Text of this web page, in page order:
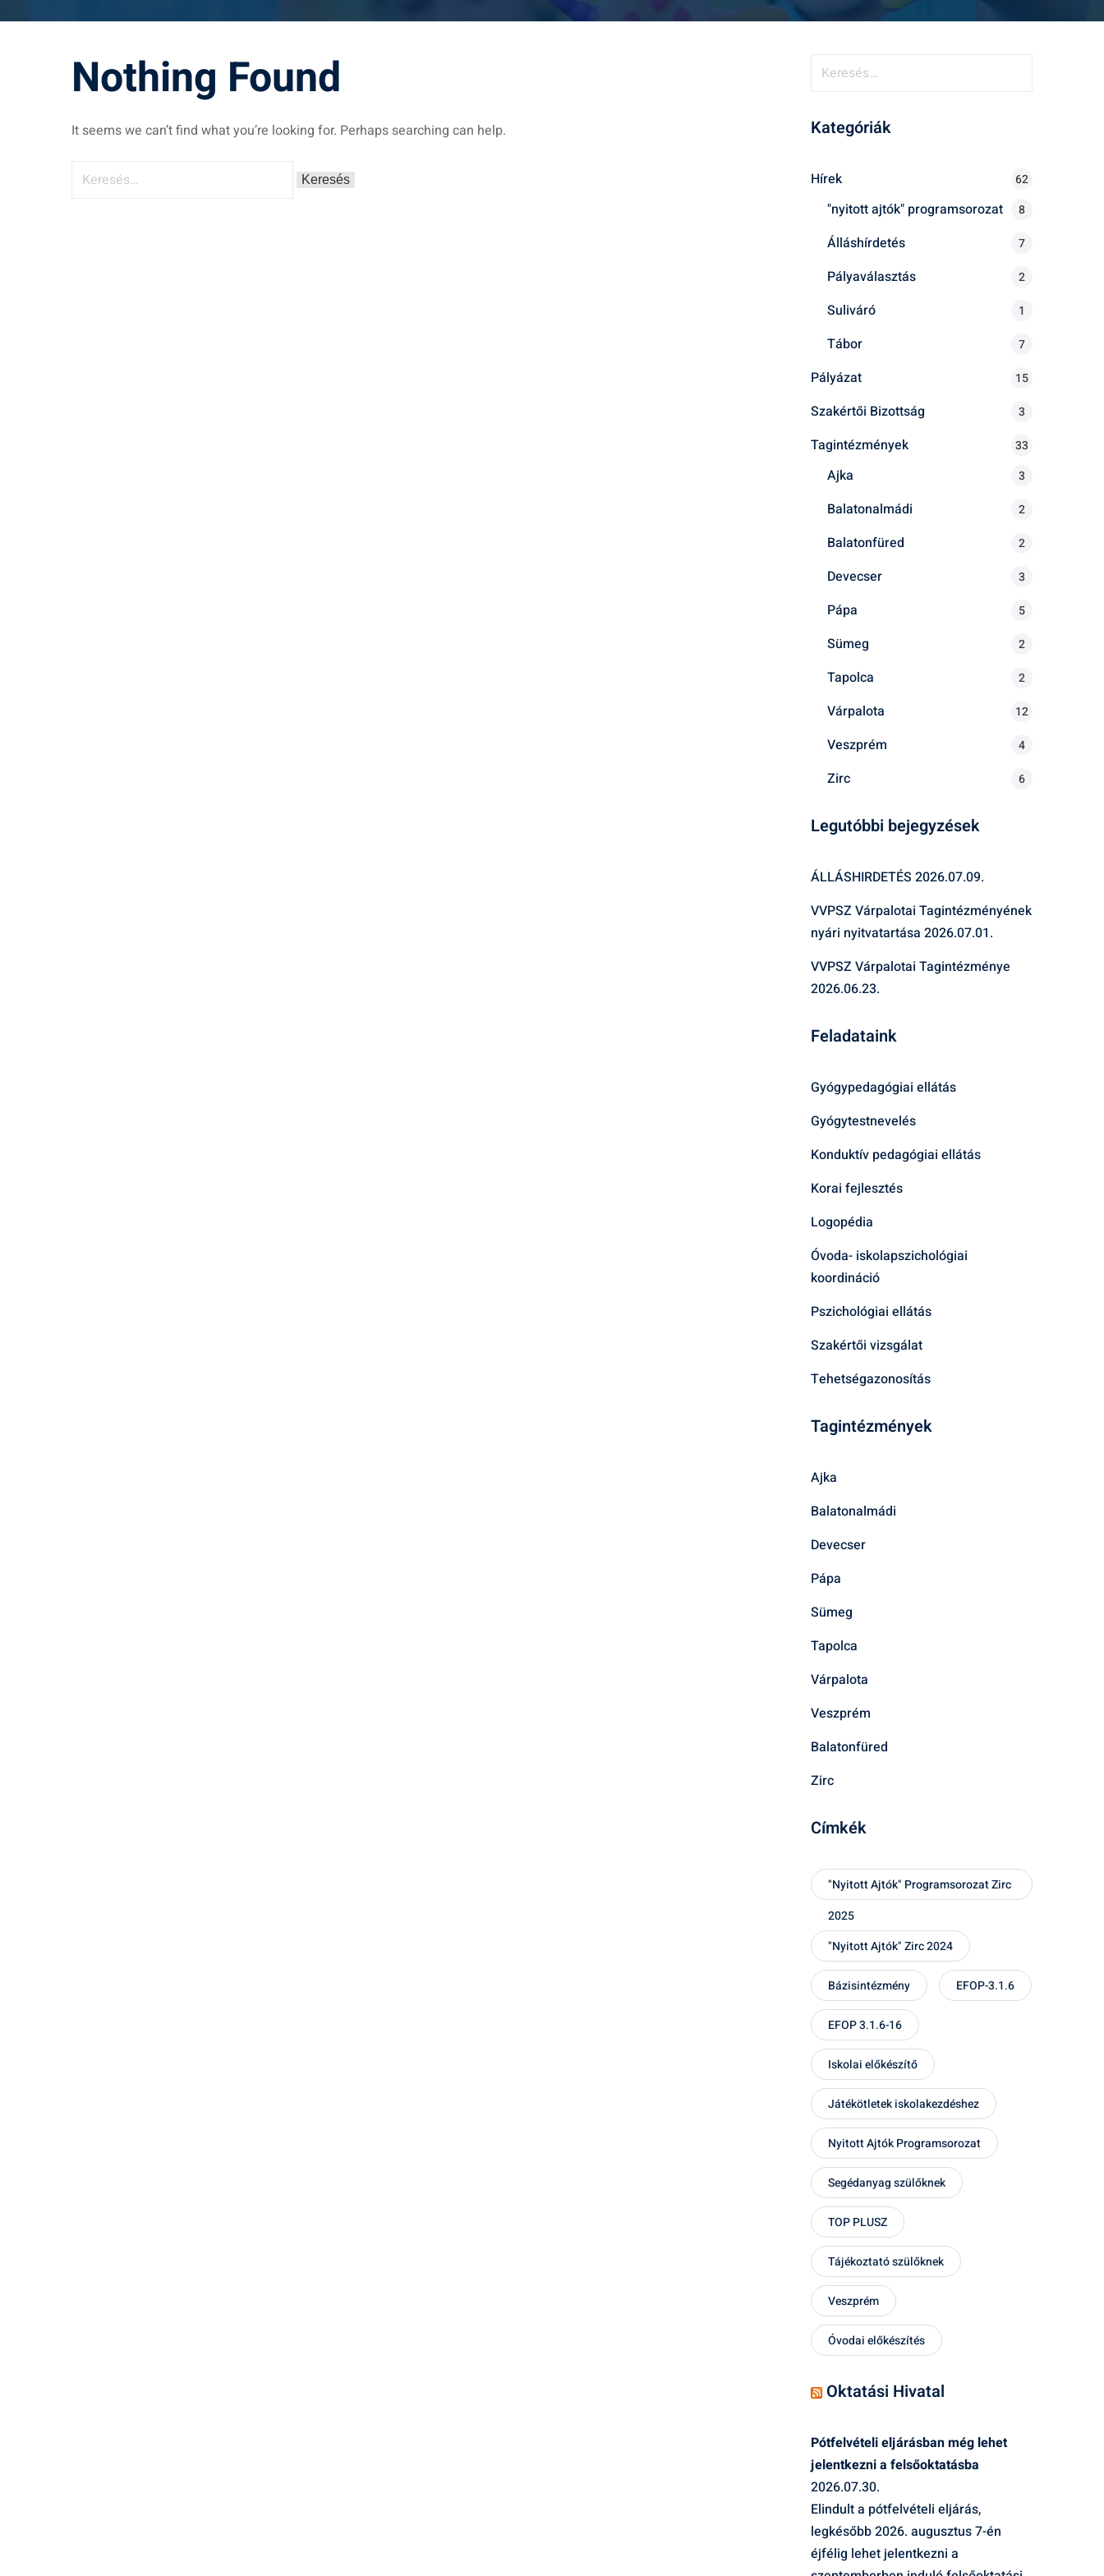
Nothing Found
It seems we can’t find what you’re looking for. Perhaps searching can help.
Keresés:
e
é
Kategóriák
Hírek 62
"nyitott ajtók" programsorozat 8
Álláshírdetés 7
Pályaválasztás 2
Suliváró 1
Tábor 7
Pályázat 15
Szakértői Bizottság 3
Tagintézmények 33
Ajka 3
Balatonalmádi 2
Balatonfüred 2
Devecser 3
Pápa 5
Sümeg 2
Tapolca 2
Várpalota 12
Veszprém 4
Zirc 6
Legutóbbi bejegyzések
ÁLLÁSHIRDETÉS 2026.07.09.
VVPSZ Várpalotai Tagintézményének
nyári nyitvatartása 2026.07.01.
VVPSZ Várpalotai Tagintézménye
2026.06.23.
Feladataink
Gyógypedagógiai ellátás
Gyógytestnevelés
Konduktív pedagógiai ellátás
Korai fejlesztés
Logopédia
Óvoda- iskolapszichológiai
koordináció
Pszichológiai ellátás
Szakértői vizsgálat
Tehetségazonosítás
Tagintézmények
Ajka
Balatonalmádi
Devecser
Pápa
Sümeg
Tapolca
Várpalota
Veszprém
Balatonfüred
Zirc
Címkék
"Nyitott Ajtók" Programsorozat Zirc
2025
"Nyitott Ajtók" Zirc 2024
Bázisintézmény EFOP-3.1.6
EFOP 3.1.6-16
Iskolai előkészítő
Játékötletek iskolakezdéshez
Nyitott Ajtók Programsorozat
Segédanyag szülőknek
TOP PLUSZ
Tájékoztató szülőknek
Veszprém
Óvodai előkészítés
Oktatási Hivatal
Pótfelvételi eljárásban még lehet
jelentkezni a felsőoktatásba
2026.07.30.
Elindult a pótfelvételi eljárás,
legkésőbb 2026. augusztus 7-én
éjfélig lehet jelentkezni a